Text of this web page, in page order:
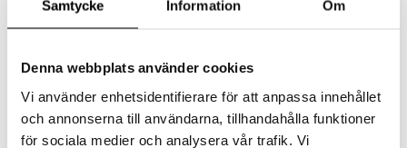
Samtycke Information Om
Denna webbplats använder cookies
Vi använder enhetsidentifierare för att anpassa innehållet
och annonserna till användarna, tillhandahålla funktioner
för sociala medier och analysera vår trafik. Vi
Findes i flere varianter
Bulldog Original Face Wash Bulldog Original Moisturiser